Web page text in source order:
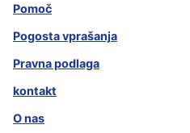
Pomoč
Pogosta vprašanja
Pravna podlaga
kontakt
O nas